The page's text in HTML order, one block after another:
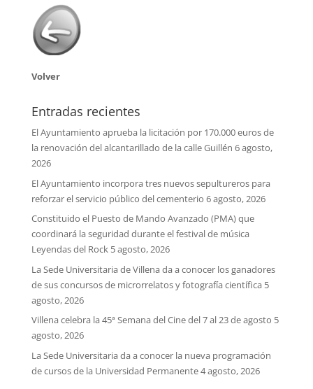
Volver
Entradas recientes
El Ayuntamiento aprueba la licitación por 170.000 euros de
la renovación del alcantarillado de la calle Guillén 6 agosto,
2026
El Ayuntamiento incorpora tres nuevos sepultureros para
reforzar el servicio público del cementerio 6 agosto, 2026
Constituido el Puesto de Mando Avanzado (PMA) que
coordinará la seguridad durante el festival de música
Leyendas del Rock 5 agosto, 2026
La Sede Universitaria de Villena da a conocer los ganadores
de sus concursos de microrrelatos y fotografía científica 5
agosto, 2026
Villena celebra la 45ª Semana del Cine del 7 al 23 de agosto 5
agosto, 2026
La Sede Universitaria da a conocer la nueva programación
de cursos de la Universidad Permanente4 agosto, 2026